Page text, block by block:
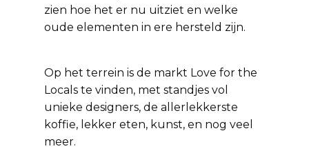
zien hoe het er nu uitziet en welke
oude elementen in ere hersteld zijn.
Op het terrein is de markt Love for the
Locals te vinden, met standjes vol
unieke designers, de allerlekkerste
koffie, lekker eten, kunst, en nog veel
meer.